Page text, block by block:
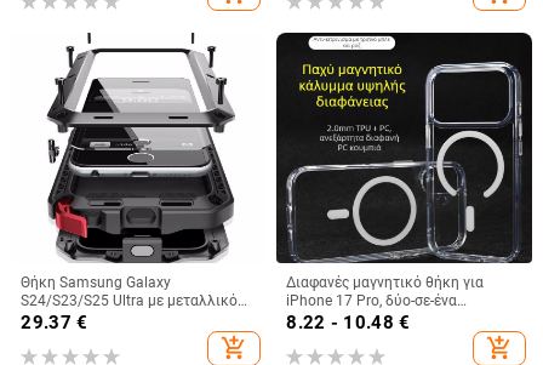
Θήκη Samsung Galaxy
S24/S23/S25 Ultra με μεταλλικό
πίσω κάλυμμα, μηχανουργική
κατεργασία, προσαρμογή, απαγωγή
θερμότητας, αντίσταση στις
29.37 €
add_shopping_cart
Διαφανές μαγνητικό θήκη για
iPhone 17 Pro, δύο-σε-ένα
προστατευτικό κάλυμμα με
παχύτερο πλαίσιο και μεγάλο
άνοιγμα
8.22 - 10.48 €
add_shopping_cart